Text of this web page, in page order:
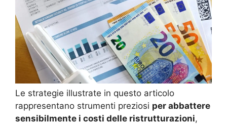
Le strategie illustrate in questo articolo
rappresentano strumenti preziosi per abbattere
sensibilmente i costi delle ristrutturazioni,